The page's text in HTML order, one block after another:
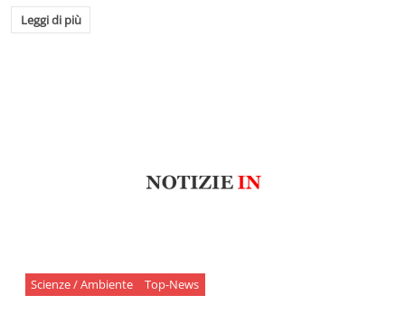
Leggi di più
Scienze / Ambiente Top-News